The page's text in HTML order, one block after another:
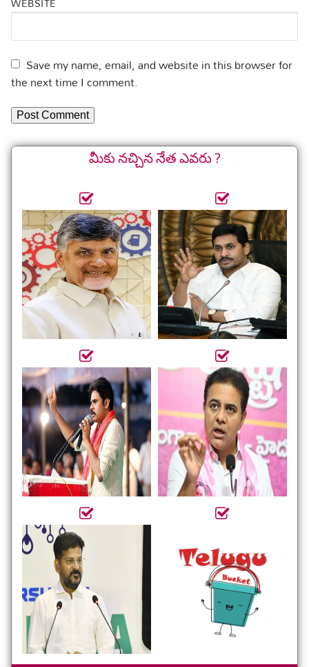
Save my name, email, and website in this browser for
the next time I comment.
మీకు నచ్చిన నేత ఎవరు ?